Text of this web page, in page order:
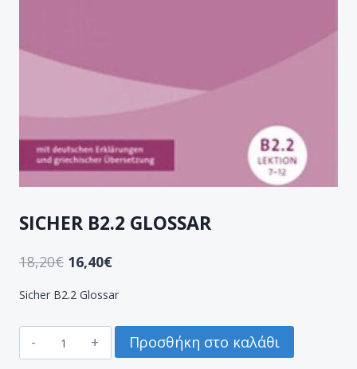
SICHER B2.2 GLOSSAR
18,20€ 16,40€
Sicher B2.2 Glossar
B2.2
Προσθήκη στο καλάθι